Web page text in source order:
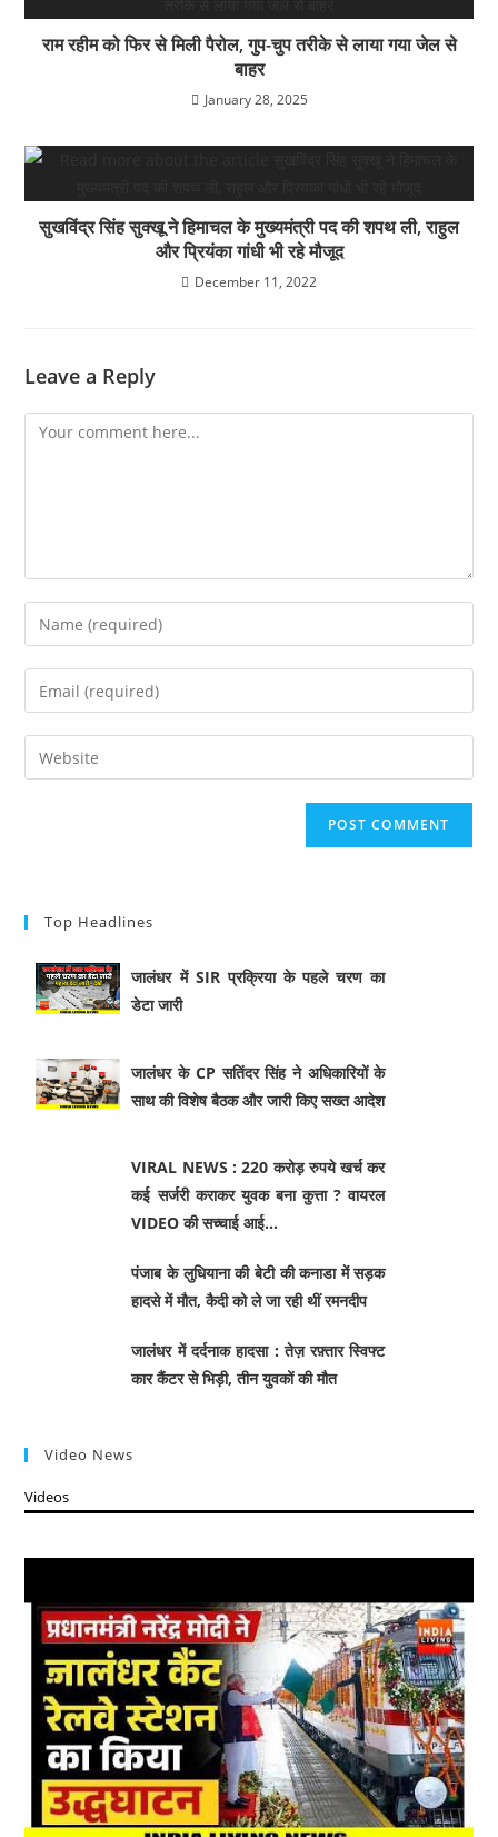
राम रहीम को फिर से मिली पैरोल, गुप-चुप तरीके से लाया गया जेल से
बाहर
January 28, 2025
सुखविंद्र सिंह सुक्खू ने हिमाचल के मुख्यमंत्री पद की शपथ ली, राहुल
और प्रियंका गांधी भी रहे मौजूद
December 11, 2022
Leave a Reply
Top Headlines
जालंधर में SIR प्रक्रिया के पहले चरण का
डेटा जारी
जालंधर के CP सतिंदर सिंह ने अधिकारियों के
साथ की विशेष बैठक और जारी किए सख्त आदेश
VIRAL NEWS : 220 करोड़ रुपये खर्च कर
कई सर्जरी कराकर युवक बना कुत्ता ? वायरल
VIDEO की सच्चाई आई…
पंजाब के लुधियाना की बेटी की कनाडा में सड़क
हादसे में माैत, कैदी को ले जा रही थीं रमनदीप
जालंधर में दर्दनाक हादसा : तेज़ रफ़्तार स्विफ्ट
कार कैंटर से भिड़ी, तीन युवकों की मौत
Video News
Videos